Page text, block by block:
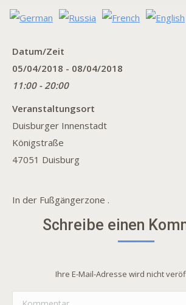
Datum/Zeit
05/04/2018 - 08/04/2018
11:00 - 20:00
Veranstaltungsort
Duisburger Innenstadt
Königstraße
47051 Duisburg
In der Fußgängerzone .
Schreibe einen
Ihre E-Mail-Adresse wird nicht
Kommentar